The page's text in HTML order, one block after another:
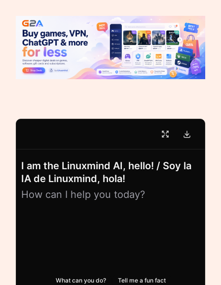
I am the Linuxmind AI, hello! / Soy la
IA de Linuxmind, hola!
How can I help you today?
What can you do? Tell me a fun fact